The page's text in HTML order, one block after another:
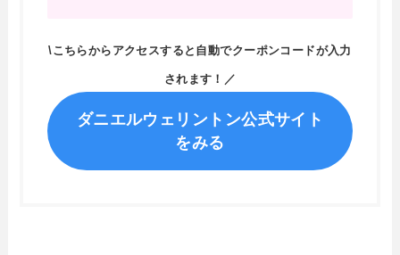
\こちらからアクセスすると自動でクーポンコードが入力
されます！／
ダニエルウェリントン公式サイト
をみる